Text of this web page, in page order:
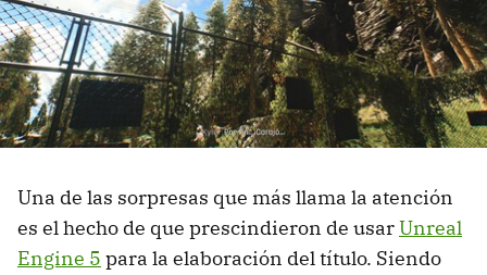
Una de las sorpresas que más llama la atención
es el hecho de que prescindieron de usarUnreal
Engine 5 para la elaboración del título. Siendo